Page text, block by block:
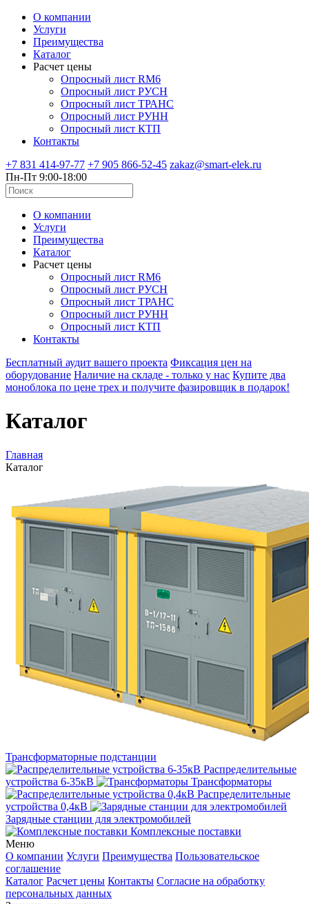
О компании
Услуги
Преимущества
Каталог
Расчет цены
Опросный лист RM6
Опросный лист РУСН
Опросный лист ТРАНС
Опросный лист РУНН
Опросный лист КТП
Контакты
+7 831 414-97-77 +7 905 866-52-45 zakaz@smart-elek.ru
Пн-Пт 9:00-18:00
О компании
Услуги
Преимущества
Каталог
Расчет цены
Опросный лист RM6
Опросный лист РУСН
Опросный лист ТРАНС
Опросный лист РУНН
Опросный лист КТП
Контакты
Бесплатный аудит вашего проекта Фиксация цен на
оборудование Наличие на складе - только у нас Купите два
моноблока по цене трех и получите фазировщик в подарок!
Каталог
Главная
Каталог
Трансформаторные подстанции
Распределительные
устройства 6-35кВ
Трансформаторы
Распределительные
устройства 0,4кВ
Зарядные станции для электромобилей
Комплексные поставки
Меню
О компании Услуги Преимущества Пользовательское
соглашение
Каталог Расчет цены Контакты Согласие на обработку
персональных данных